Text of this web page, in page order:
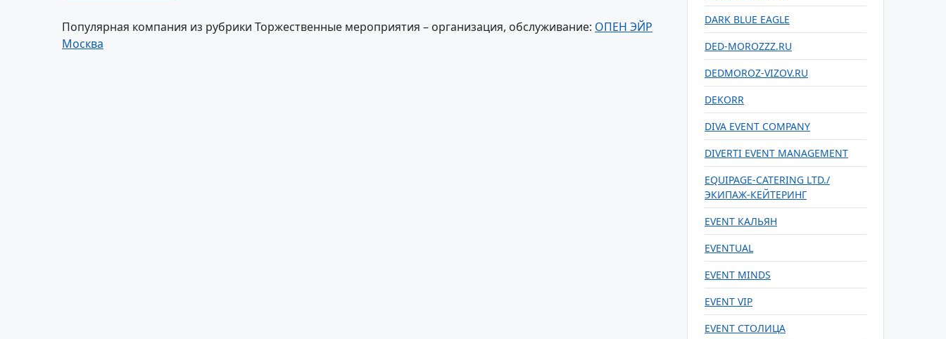
Популярная компания из рубрики Торжественные мероприятия – организация, обслуживание: ОПЕН ЭЙР
Москва
DARK BLUE EAGLE
DED-MOROZZZ.RU
DEDMOROZ-VIZOV.RU
DEKORR
DIVA EVENT COMPANY
DIVERTI EVENT MANAGEMENT
EQUIPAGE-CATERING LTD./
ЭКИПАЖ-КЕЙТЕРИНГ
EVENT КАЛЬЯН
EVENTUAL
EVENT MINDS
EVENT VIP
EVENT СТОЛИЦА